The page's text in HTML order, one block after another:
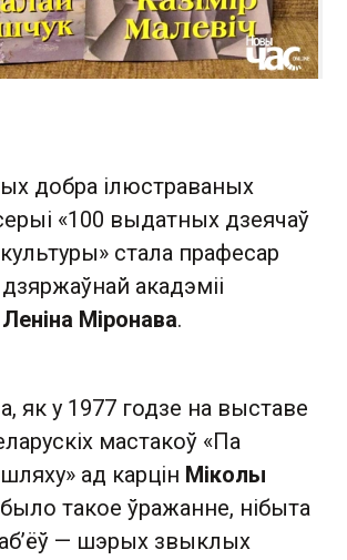
добра ілюстраваных
«100 выдатных дзеячаў
стала прафесар
акадэміі
Леніна Міронава.
як у 1977 годзе на выставе
мастакоў «Па
ад карцін Міколы
было такое ўражанне, нібыта
— шэрых звыклых